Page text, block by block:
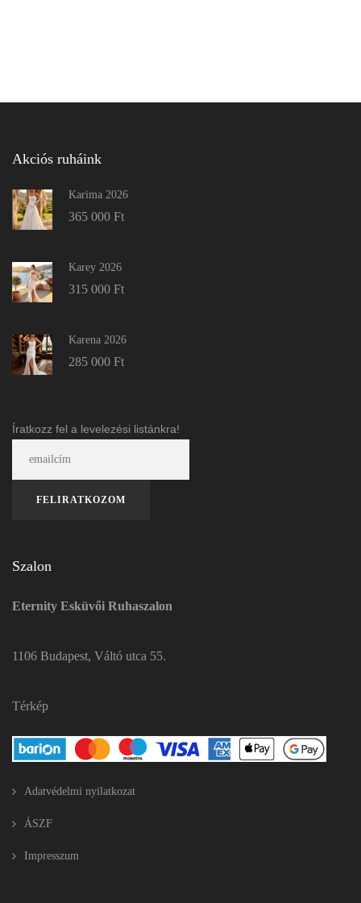
Akciós ruháink
Karima 2026
365 000 Ft
Karey 2026
315 000 Ft
Karena 2026
285 000 Ft
Íratkozz fel a levelezési listánkra!
Szalon
Eternity Esküvői Ruhaszalon
1106 Budapest, Váltó utca 55.
Térkép
Adatvédelmi nyilatkozat
ÁSZF
Impresszum